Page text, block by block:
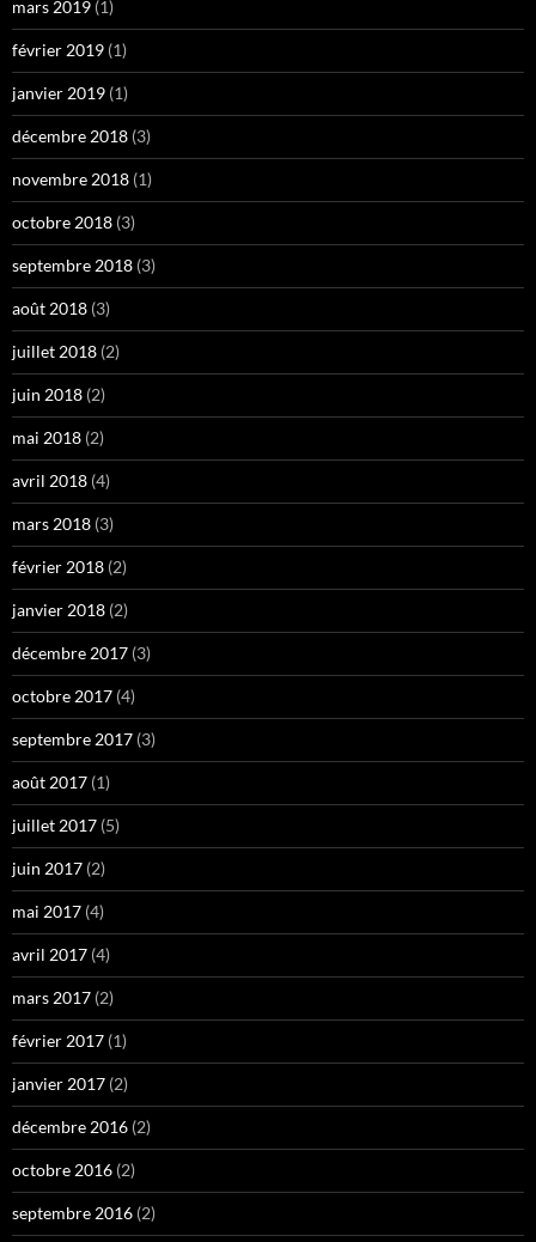
mars 2019 (1)
février 2019 (1)
janvier 2019 (1)
décembre 2018 (3)
novembre 2018 (1)
octobre 2018 (3)
septembre 2018 (3)
août 2018 (3)
juillet 2018 (2)
juin 2018 (2)
mai 2018 (2)
avril 2018 (4)
mars 2018 (3)
février 2018 (2)
janvier 2018 (2)
décembre 2017 (3)
octobre 2017 (4)
septembre 2017 (3)
août 2017 (1)
juillet 2017 (5)
juin 2017 (2)
mai 2017 (4)
avril 2017 (4)
mars 2017 (2)
février 2017 (1)
janvier 2017 (2)
décembre 2016 (2)
octobre 2016 (2)
septembre 2016 (2)